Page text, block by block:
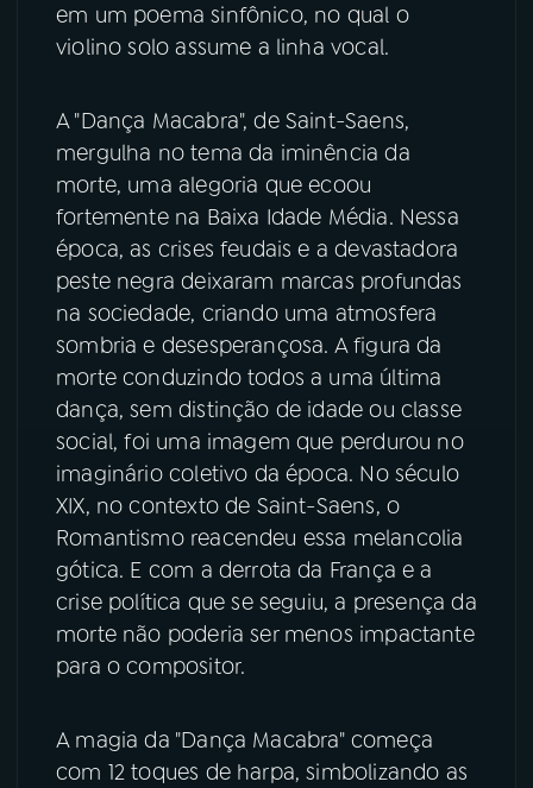
em um poema sinfônico, no qual o
violino solo assume a linha vocal.
A "Dança Macabra", de Saint-Saens,
mergulha no tema da iminência da
morte, uma alegoria que ecoou
fortemente na Baixa Idade Média. Nessa
época, as crises feudais e a devastadora
peste negra deixaram marcas profundas
na sociedade, criando uma atmosfera
sombria e desesperançosa. A figura da
morte conduzindo todos a uma última
dança, sem distinção de idade ou classe
social, foi uma imagem que perdurou no
imaginário coletivo da época. No século
XIX, no contexto de Saint-Saens, o
Romantismo reacendeu essa melancolia
gótica. E com a derrota da França e a
crise política que se seguiu, a presença da
morte não poderia ser menos impactante
para o compositor.
A magia da "Dança Macabra" começa
com 12 toques de harpa, simbolizando as